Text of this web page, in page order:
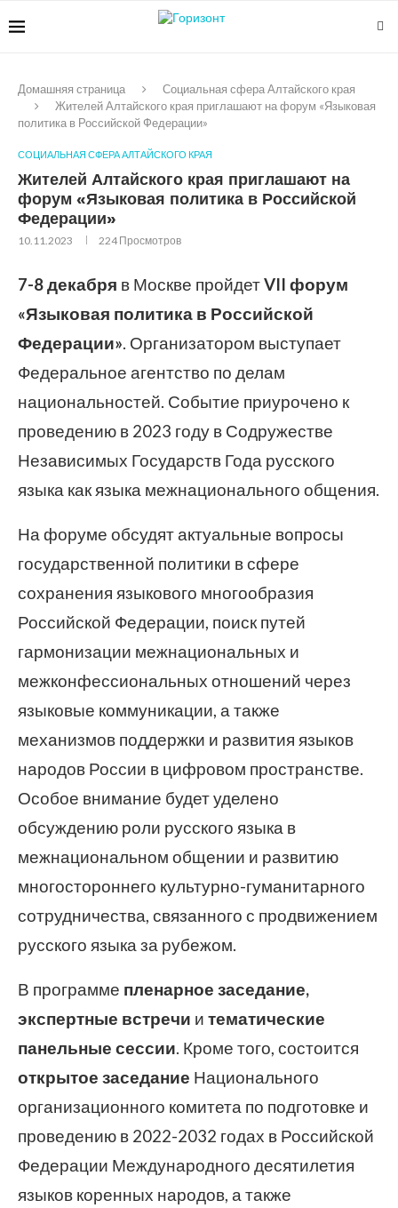
Домашняя страница
Социальная сфера Алтайского края
Жителей Алтайского края приглашают на форум «Языковая
политика в Российской Федерации»
СОЦИАЛЬНАЯ СФЕРА АЛТАЙСКОГО КРАЯ
Жителей Алтайского края приглашают на
форум «Языковая политика в Российской
Федерации»
10.11.2023 224Просмотров
7-8 декабря в Москве пройдетVII форум
«Языковая политика в Российской
Федерации». Организатором выступает
Федеральное агентство по делам
национальностей. Событие приурочено к
проведению в 2023 году в Содружестве
Независимых Государств Года русского
языка как языка межнационального общения.
На форуме обсудят актуальные вопросы
государственной политики в сфере
сохранения языкового многообразия
Российской Федерации, поиск путей
гармонизации межнациональных и
межконфессиональных отношений через
языковые коммуникации, а также
механизмов поддержки и развития языков
народов России в цифровом пространстве.
Особое внимание будет уделено
обсуждению роли русского языка в
межнациональном общении и развитию
многостороннего культурно-гуманитарного
сотрудничества, связанного с продвижением
русского языка за рубежом.
В программе пленарное заседание,
экспертные встречи и тематические
панельные сессии. Кроме того, состоится
открытое заседание Национального
организационного комитета по подготовке и
проведению в 2022-2032 годах в Российской
Федерации Международного десятилетия
языков коренных народов, а также